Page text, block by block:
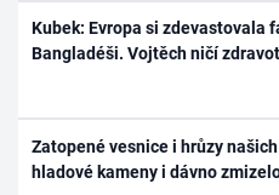
Kubek: Evropa si zdevastovala
Bangladéši. Vojtěch ničí
Zatopené vesnice i hrůzy
hladové kameny i dávno